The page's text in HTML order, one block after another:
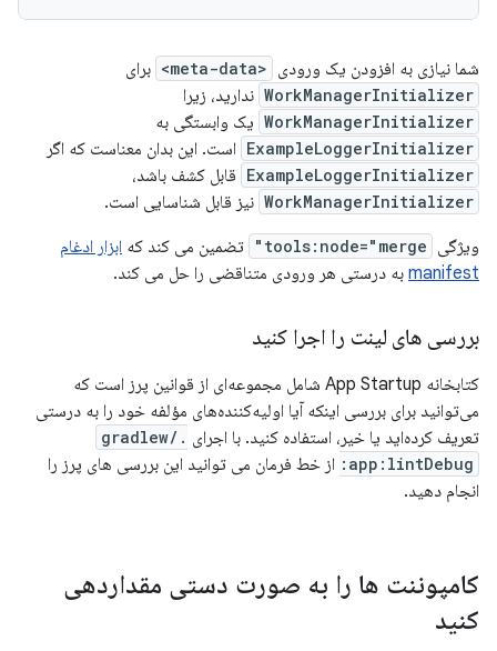
شما نیازی به افزودن یک ورودی <meta-data> برای
WorkManagerInitializer ندارید، زیرا
WorkManagerInitializer یک وابستگی به
ExampleLoggerInitializer است. این بدان معناست که اگر
ExampleLoggerInitializer قابل کشف باشد،
WorkManagerInitializer نیز قابل شناسایی است.
ویژگی tools:node="merge" تضمین می کند که ابزار ادغام
manifest به درستی هر ورودی متناقضی را حل می کند.
بررسی های لینت را اجرا کنید
کتابخانه App Startup شامل مجموعه‌ای از قوانین پرز است که
می‌توانید برای بررسی اینکه آیا اولیه‌کننده‌های مؤلفه خود را به درستی
تعریف کرده‌اید یا خیر، استفاده کنید. با اجرای
./gradlew
:app:lintDebug از خط فرمان می توانید این بررسی های پرز را
انجام دهید.
کامپوننت ها را به صورت دستی مقداردهی
کنید